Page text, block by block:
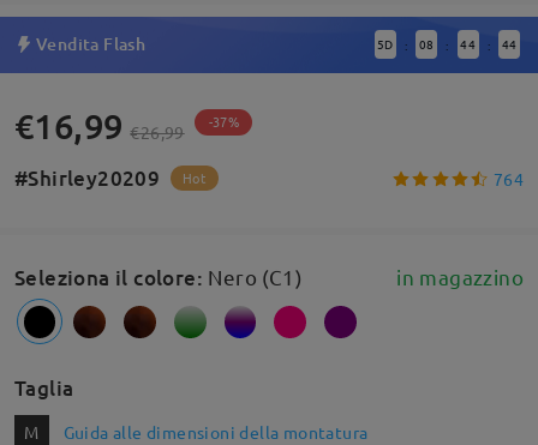
Vendita Flash 5D : 08 : 44 : 44
€16,99 €26,99 -37%
#Shirley20209 Hot 764
Seleziona il colore: Nero (C1) in magazzino
Taglia
M Guida alle dimensioni della montatura